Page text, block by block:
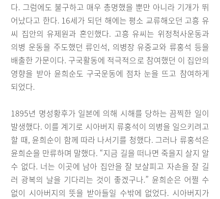
다. 그럼에도 불구하고 매우 총명했을 뿐만 아니라 기개가 뛰
어났다고 한다. 16세가 되던 해에는 평소 교류해오던 고흥 유
씨 집안의 유제원과 혼인했다. 고흥 유씨는 위정척사운동과
의병 운동을 주도했던 류인석, 의병장 유중교와 류홍석 등을
배출한 가문이다. 구국활동에 적극적으로 참여했던 이 집안의
영향을 받아 윤희순도 구국운동에 점차 눈을 뜨고 참여하게
되었다.
1895년 명성황후가 일본에 의해 시해를 당하는 끔찍한 일이
발생했다. 이를 계기로 시아버지 류홍석이 의병을 일으키려고
할 때, 윤희순이 함께 따라 나서기를 청했다. 그러나 류홍석은
윤희순을 만류하며 말했다. “지금 길을 떠나면 죽을지 살지 알
수 없다. 너는 이곳에 남아 집안을 잘 보살피고 자손을 잘 길
러 광복의 날을 기다리는 것이 좋겠구나.” 윤희순은 어쩔 수
없이 시아버지의 뜻을 받아들일 수밖에 없었다. 시아버지가